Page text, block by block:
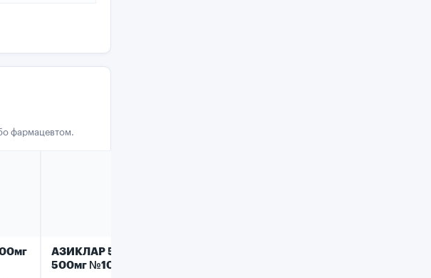
фармацевтом.
АЗИКЛАР 500 табл. в/о
500мг №10